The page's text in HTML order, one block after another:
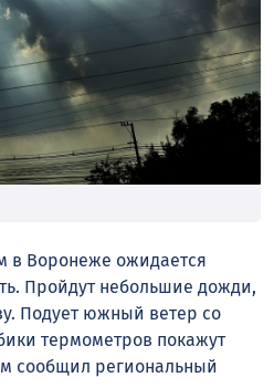
в Воронеже ожидается
Пройдут небольшие дожди,
Подует южный ветер со
термометров покажут
сообщил региональный